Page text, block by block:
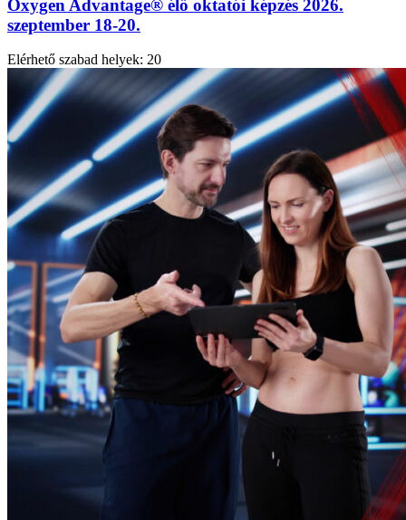
Oxygen Advantage® élő oktatói képzés 2026.
szeptember 18-20.
Elérhető szabad helyek: 20